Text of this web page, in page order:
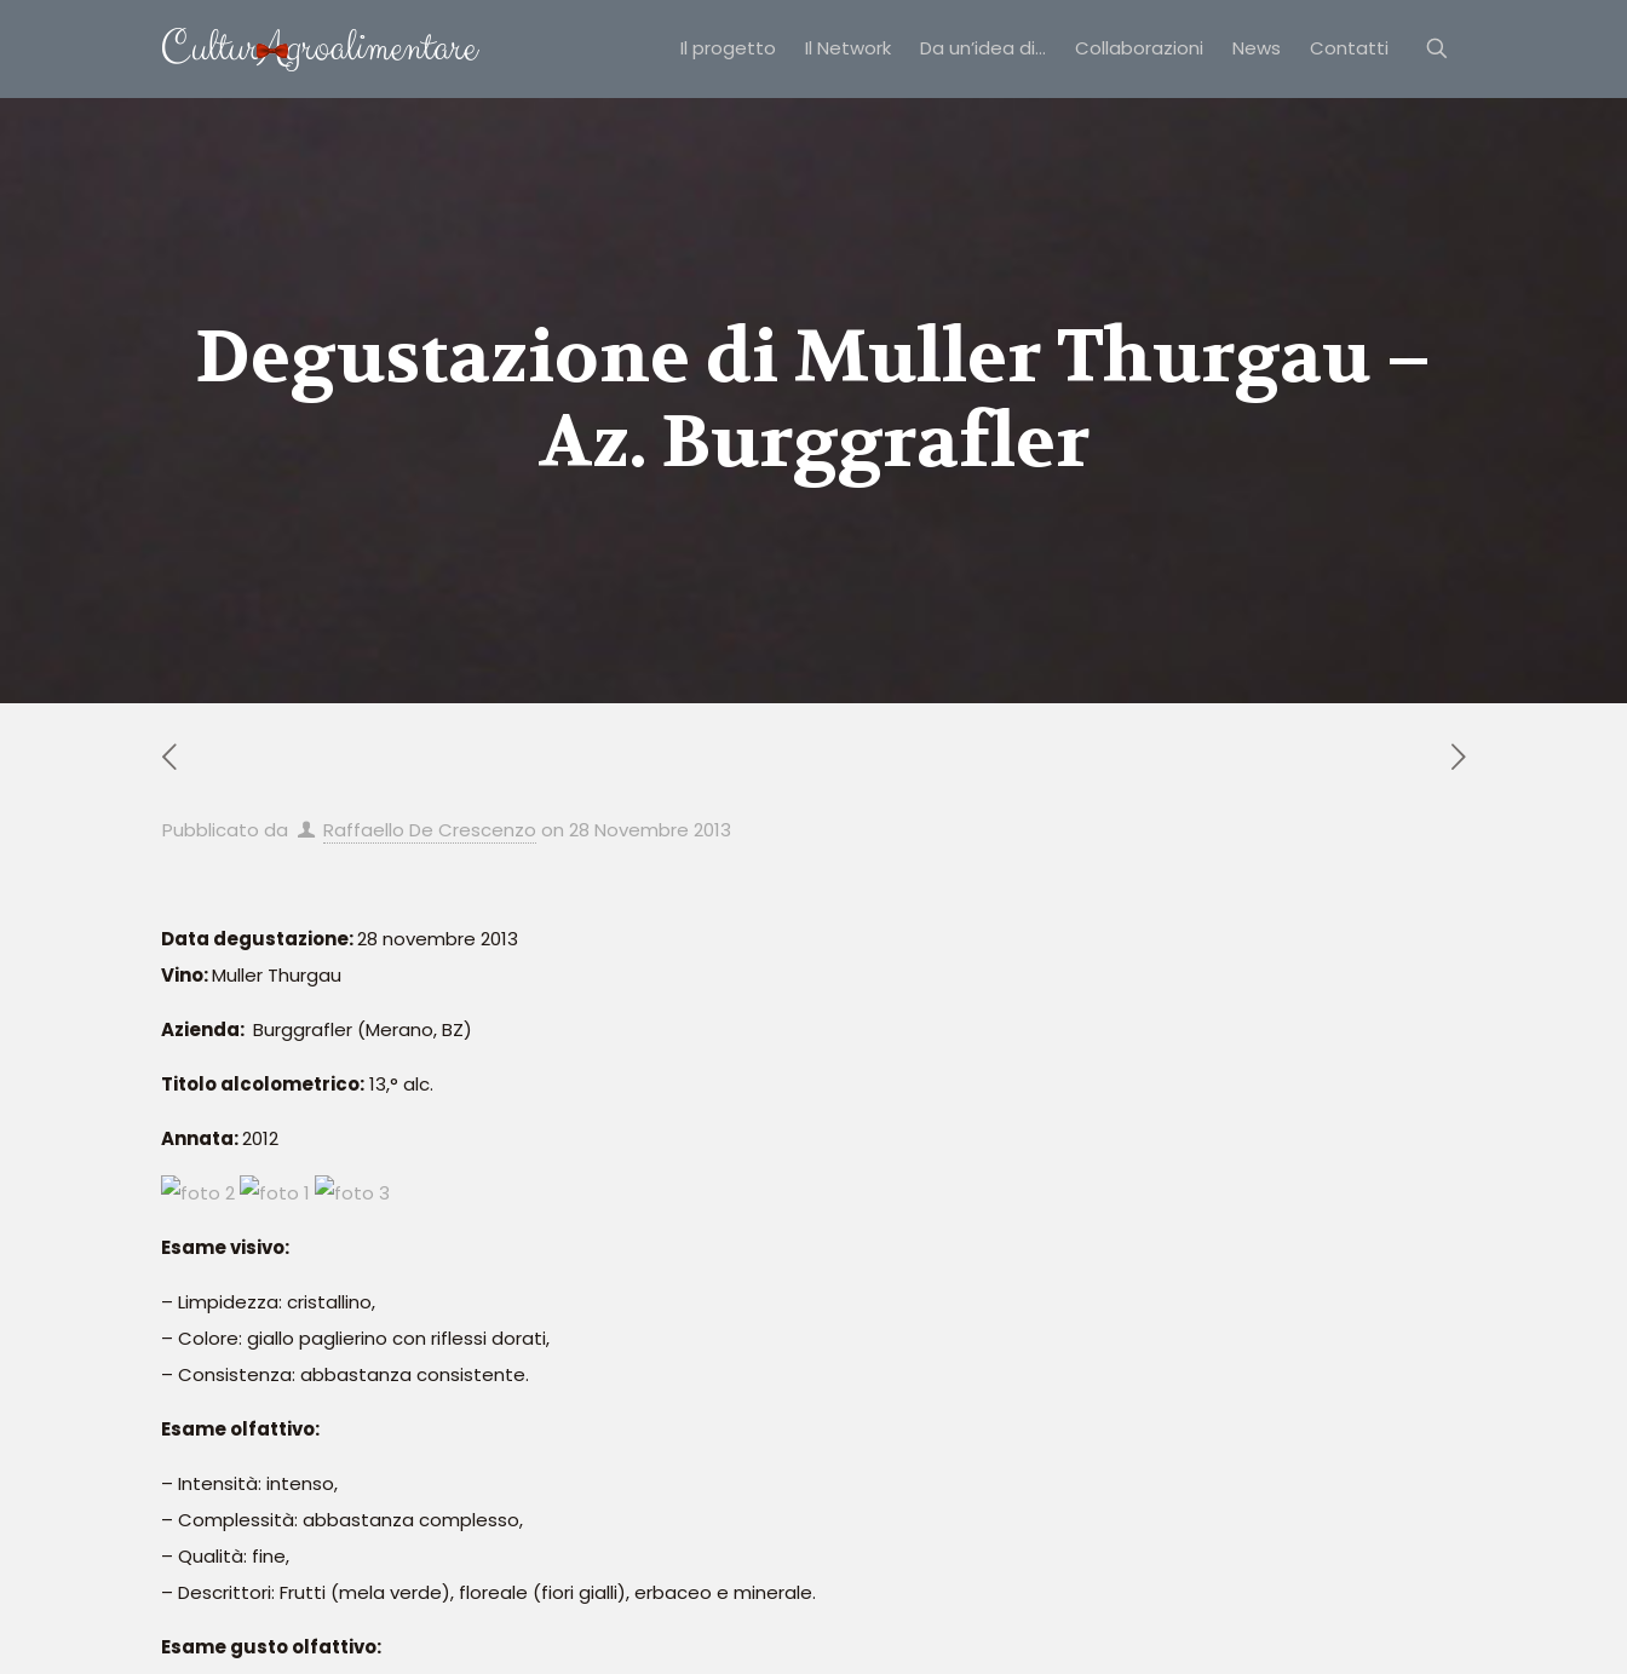
Il progetto Il Network Da un’idea di… Collaborazioni News Contatti
Degustazione di Muller Thurgau –
Az. Burggrafler
Pubblicato da Raffaello De Crescenzo on 28 Novembre 2013
Data degustazione:28 novembre 2013
Vino:Muller Thurgau
Azienda: Burggrafler (Merano, BZ)
Titolo alcolometrico:13,° alc.
Annata:2012
Esame visivo:
– Limpidezza: cristallino,
– Colore: giallo paglierino con riflessi dorati,
– Consistenza: abbastanza consistente.
Esame olfattivo:
– Intensità: intenso,
– Complessità: abbastanza complesso,
– Qualità: fine,
– Descrittori: Frutti (mela verde), floreale (fiori gialli), erbaceo e minerale.
Esame gusto olfattivo: